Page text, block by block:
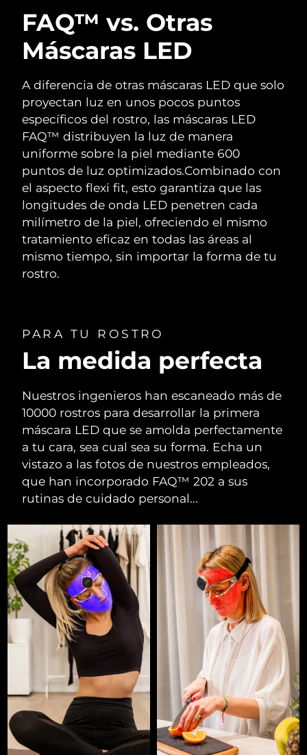
FAQ™ vs. Otras
Máscaras LED
A diferencia de otras máscaras LED que solo
proyectan luz en unos pocos puntos
específicos del rostro, las máscaras LED
FAQ™ distribuyen la luz de manera
uniforme sobre la piel mediante 600
puntos de luz optimizados.Combinado con
el aspecto flexi fit, esto garantiza que las
longitudes de onda LED penetren cada
milímetro de la piel, ofreciendo el mismo
tratamiento eficaz en todas las áreas al
mismo tiempo, sin importar la forma de tu
rostro.
PARA TU ROSTRO
La medida perfecta
Nuestros ingenieros han escaneado más de
10000 rostros para desarrollar la primera
máscara LED que se amolda perfectamente
a tu cara, sea cual sea su forma. Echa un
vistazo a las fotos de nuestros empleados,
que han incorporado FAQ™ 202 a sus
rutinas de cuidado personal...